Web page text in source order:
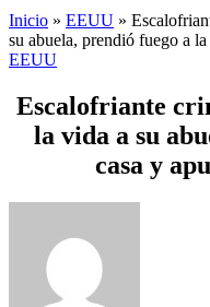
Inicio » EEUU »
su abuela, prendió fuego a
EEUU
Escalofriante
la vida a su
casa y